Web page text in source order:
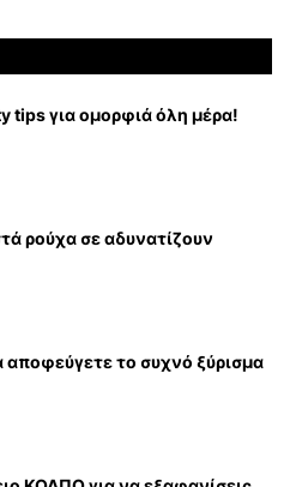
tips για ομορφιά όλη μέρα!
ρούχα σε αδυνατίζουν
το συχνό ξύρισμα